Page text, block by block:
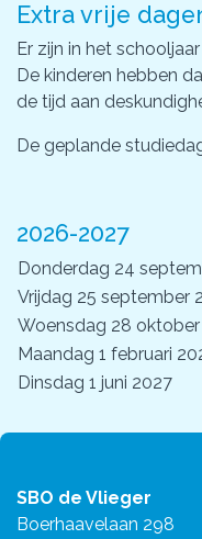
Extra vrije
Er zijn in het
De kinderen hebben
de tijd aan
De geplande
2026-2027
Donderdag 24
Vrijdag 25 september
Woensdag 28
Maandag 1 februari
Dinsdag 1 juni 2027
SBO de Vlieger
Boerhaavelaan 298